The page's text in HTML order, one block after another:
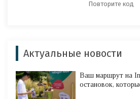
Актуальные новости
Ваш маршрут на
остановок,